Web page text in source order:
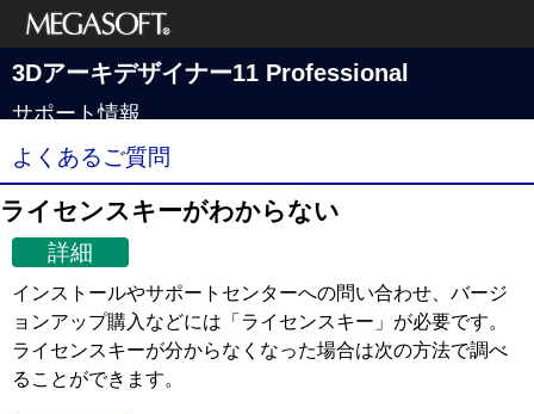
メガソフト株式
会社
3Dアーキデザイナー11 Professional
サポート情報
よくあるご質問
ライセンスキーがわからない
詳細
インストールやサポートセンターへの問い合わせ、バージ
ョンアップ購入などには「ライセンスキー」が必要です。
ライセンスキーが分からなくなった場合は次の方法で調べ
ることができます。